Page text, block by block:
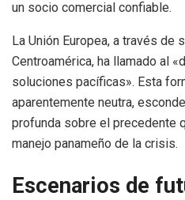
un socio comercial confiable.
La Unión Europea, a través de
Centroamérica, ha llamado al
soluciones pacíficas». Esta
aparentemente neutra,
profunda sobre el precedente
manejo panameño de la crisis.
Escenarios de